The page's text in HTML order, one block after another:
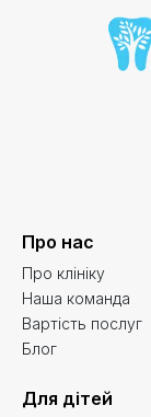
Про нас
Про клініку
Наша команда
Вартість послуг
Блог
Для дітей